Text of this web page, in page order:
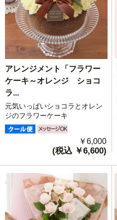
アレンジメント「フラワー
ケーキ～オレンジ ショコ
ラ...
元気いっぱいショコラとオレン
ジのフラワーケーキ
￥6,000
(税込 ￥6,600)